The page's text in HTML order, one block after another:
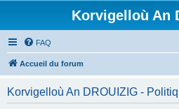
Korvigelloù An
FAQ
Accueil du forum
Korvigelloù An DROUIZIG -